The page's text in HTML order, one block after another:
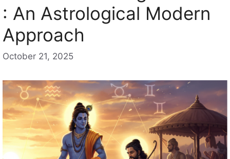
: An Astrological Modern
Approach
October 21, 2025